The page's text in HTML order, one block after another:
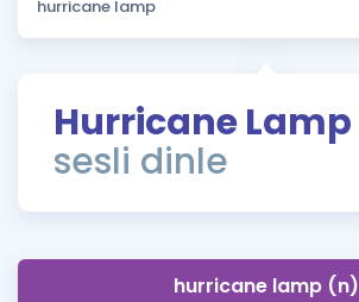
Puan Hesaplama
ÖSYM Sınav Takvimi
Kampanyalar
İngilizce Gramer
Hurricane Lamp
sesli dinle
hurricane lamp (n)